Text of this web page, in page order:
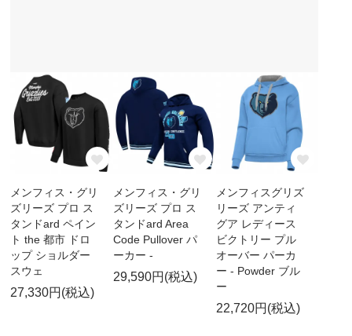
メンフィス・グリ
ズリーズ プロ ス
タンドard ペイン
ト the 都市 ドロ
ップ ショルダー
スウェ
27,330円(税込)
メンフィス・グリ
ズリーズ プロ ス
タンドard Area
Code Pullover パ
ーカー -
29,590円(税込)
メンフィスグリズ
リーズ アンティ
グア レディース
ビクトリー プル
オーバー パーカ
ー - Powder ブル
ー
22,720円(税込)